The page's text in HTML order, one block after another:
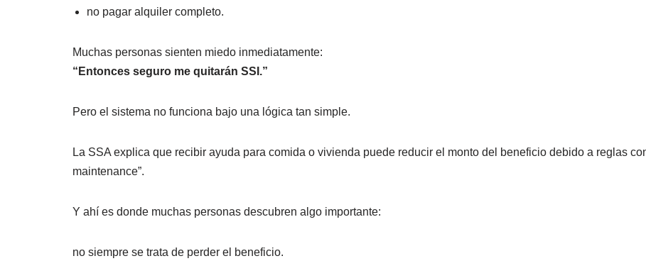
no pagar alquiler completo.
Muchas personas sienten miedo inmediatamente:
“Entonces seguro me quitarán SSI.”
Pero el sistema no funciona bajo una lógica tan simple.
La SSA explica que recibir ayuda para comida o vivienda puede reducir el monto del beneficio debido a reglas
maintenance”.
Y ahí es donde muchas personas descubren algo importante:
no siempre se trata de perder el beneficio.